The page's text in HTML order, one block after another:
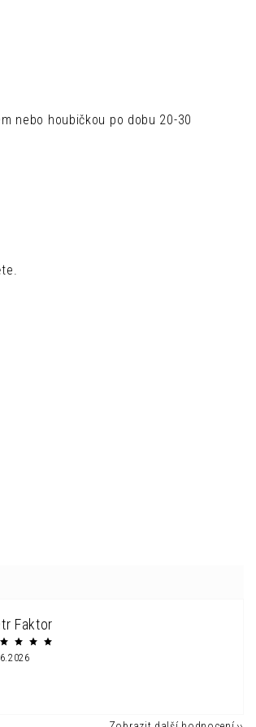
nebo houbičkou po dobu 20-30
Faktor